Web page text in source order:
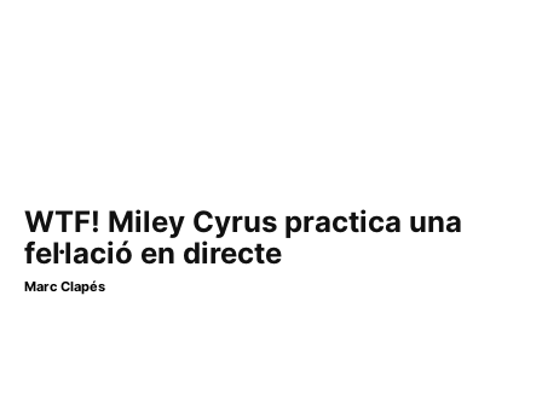
WTF! Miley Cyrus practica una
fel·lació en directe
Marc Clapés